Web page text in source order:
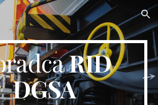
Skip to navigation
RID
DGSA